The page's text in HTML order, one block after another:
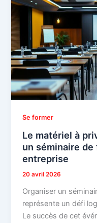
Se former
Le matériel à
un séminaire
entreprise
20 avril 2026
Organiser un
représente un défi
Le succès de cet